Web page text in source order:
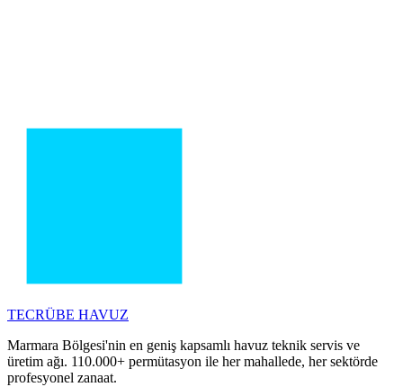
TECRÜBE HAVUZ
Marmara Bölgesi'nin en geniş kapsamlı havuz teknik servis ve
üretim ağı. 110.000+ permütasyon ile her mahallede, her sektörde
profesyonel zanaat.